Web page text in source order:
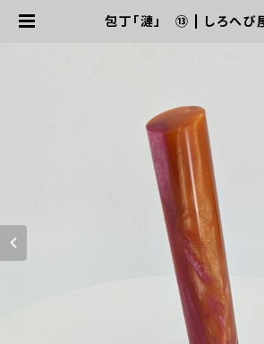
包丁「漣」 ⑬ | しろへび